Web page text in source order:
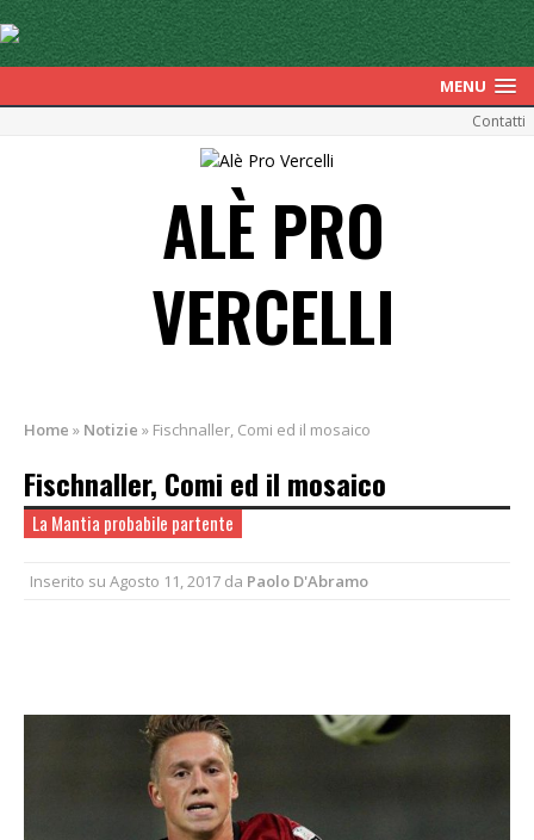
MENU
Contatti
ALÈ PRO
VERCELLI
Home » Notizie » Fischnaller, Comi ed il mosaico
Fischnaller, Comi ed il mosaico
La Mantia probabile partente
Inserito su Agosto 11, 2017 da Paolo D'Abramo